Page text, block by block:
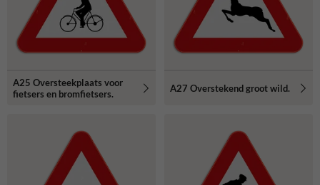
A25 Oversteekplaats voor
fietsers en bromfietsers.
A27 Overstekend groot wild.